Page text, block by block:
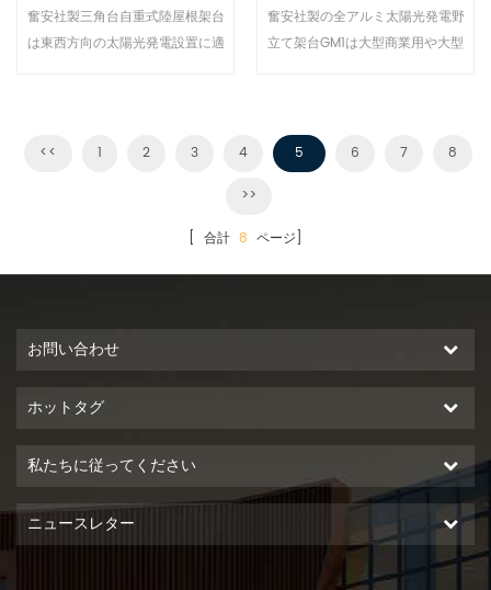
奮安社製三角台自重式陸屋根架台
は東西方向の太陽光発電設置に適
奮安社製の全アルミ太陽光発電野
立て架台GM1は大型商業用や大型
わせて設置することができます。
<< 1 2 3 4 5 6 7 8
>>
[ 合計 8 ページ]
お問い合わせ
ホットタグ
私たちに従ってください
ニュースレター